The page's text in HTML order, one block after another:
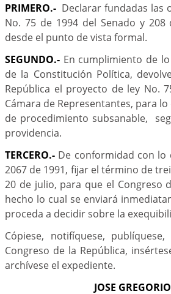
PRIMERO.- Declarar fundadas las
No. 75 de 1994 del Senado y
desde el punto de vista formal.
SEGUNDO.- En cumplimiento de
de la Constitución Política,
República el proyecto de ley No.
Cámara de Representantes, para
de procedimiento subsanable,
providencia.
TERCERO.- De conformidad con lo
2067 de 1991, fijar el término de
20 de julio, para que el Congreso
hecho lo cual se enviará
proceda a decidir sobre la
Cópiese, notifíquese,
Congreso de la República,
archívese el expediente.
JOSE